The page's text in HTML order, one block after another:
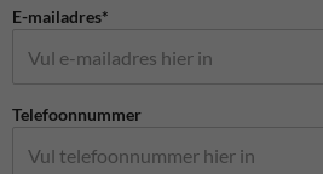
E-mailadres*
Telefoonnummer